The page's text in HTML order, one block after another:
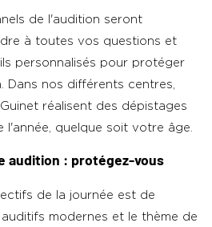
de l'audition seront
à toutes vos questions et
personnalisés pour protéger
Dans nos différents centres,
réalisent des dépistages
quelque soit votre âge.
audition : protégez-vous
de la journée est de
modernes et le thème de